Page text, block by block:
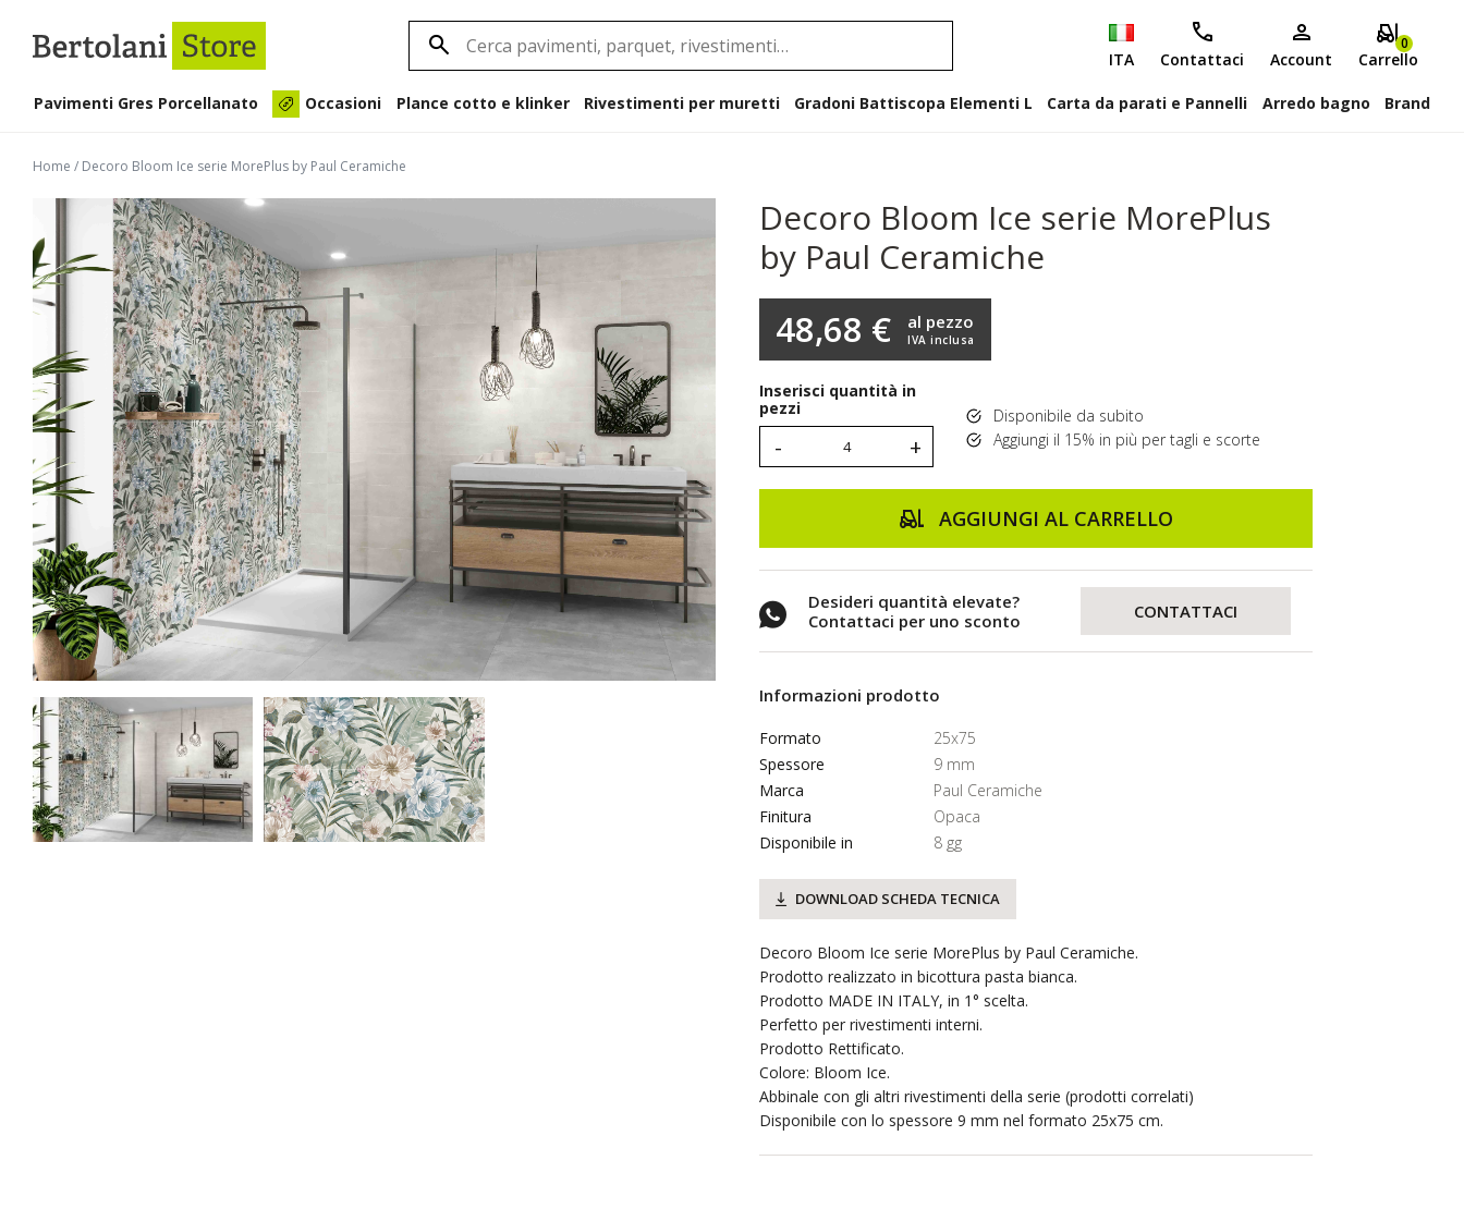
ITA Contattaci Account
0
Carrello
Pavimenti Gres Porcellanato Occasioni Plance cotto e klinker Rivestimenti per muretti Gradoni Battiscopa Elementi L Carta da parati e Pannelli Arredo bagno Brand
Home / Decoro Bloom Ice serie MorePlus by Paul Ceramiche
Decoro Bloom Ice serie MorePlus
by Paul Ceramiche
48,68 € IVA inclusa
al pezzo
Inserisci quantità in
pezzi
- +
Disponibile da subito
Aggiungi il 15% in più per tagli e scorte
AGGIUNGI AL CARRELLO
Desideri quantità elevate?
Contattaci per uno sconto
CONTATTACI
Informazioni prodotto
Formato
25x75
Spessore
9 mm
Marca
Paul Ceramiche
Finitura
Opaca
Disponibile in
8 gg
DOWNLOAD SCHEDA TECNICA
Decoro Bloom Ice serie MorePlus by Paul Ceramiche.
Prodotto realizzato in bicottura pasta bianca.
Prodotto MADE IN ITALY, in 1° scelta.
Perfetto per rivestimenti interni.
Prodotto Rettificato.
Colore: Bloom Ice.
Abbinale con gli altri rivestimenti della serie (prodotti correlati)
Disponibile con lo spessore 9 mm nel formato 25x75 cm.